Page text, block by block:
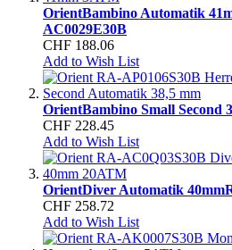
OrientBambino Automatik
AC0029E30B
CHF 188.06
Add to Wish List
OrientBambino Small Second
CHF 228.45
Add to Wish List
OrientDiver Automatik 40mm
CHF 258.72
Add to Wish List